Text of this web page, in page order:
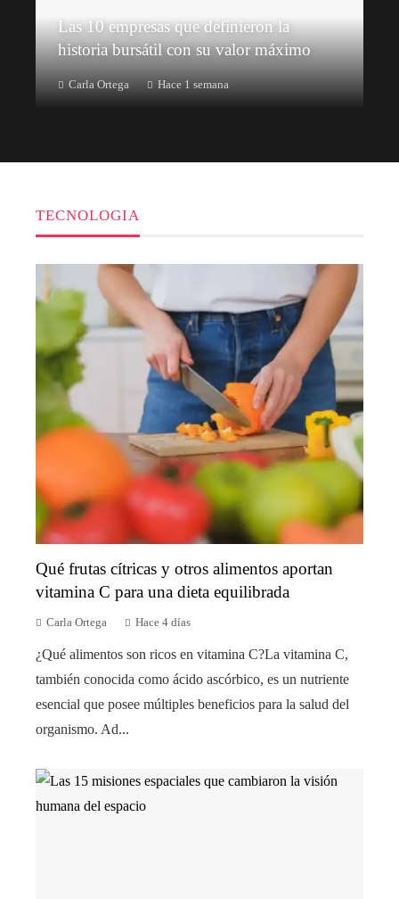
Las 10 empresas que definieron la
historia bursátil con su valor máximo
Carla Ortega Hace 1 semana
TECNOLOGIA
Qué frutas cítricas y otros alimentos aportan
vitamina C para una dieta equilibrada
Carla Ortega Hace 4 días
¿Qué alimentos son ricos en vitamina C?La vitamina C,
también conocida como ácido ascórbico, es un nutriente
esencial que posee múltiples beneficios para la salud del
organismo. Ad...